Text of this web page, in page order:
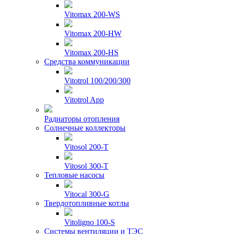
Vitomax 200-WS
Vitomax 200-HW
Vitomax 200-HS
Средства коммуникации
Vitotrol 100/200/300
Vitotrol App
Радиаторы отопления
Солнечные коллекторы
Vitosol 200-T
Vitosol 300-T
Тепловые насосы
Vitocal 300-G
Твердотопливные котлы
Vitoligno 100-S
Системы вентиляции и ТЭС